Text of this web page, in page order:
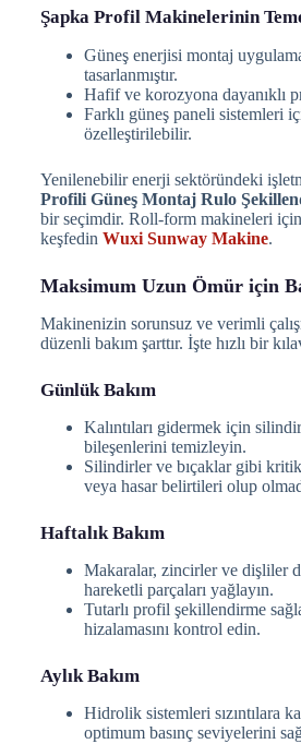
Şapka Profil Makinelerinin
Güneş enerjisi montaj
tasarlanmıştır.
Hafif ve korozyona dayanıklı
Farklı güneş paneli sistemleri
özelleştirilebilir.
Yenilenebilir enerji sektöründeki
Profili Güneş Montaj Rulo
bir seçimdir. Roll-form makineleri
keşfedin Wuxi Sunway Makine.
Maksimum Uzun Ömür için
Makinenizin sorunsuz ve verimli
düzenli bakım şarttır. İşte hızlı bir
Günlük Bakım
Kalıntıları gidermek için
bileşenlerini temizleyin.
Silindirler ve bıçaklar gibi kritik
veya hasar belirtileri olup
Haftalık Bakım
Makaralar, zincirler ve dişliler
hareketli parçaları yağlayın.
Tutarlı profil şekillendirme
hizalamasını kontrol edin.
Aylık Bakım
Hidrolik sistemleri sızıntılara
optimum basınç seviyelerini